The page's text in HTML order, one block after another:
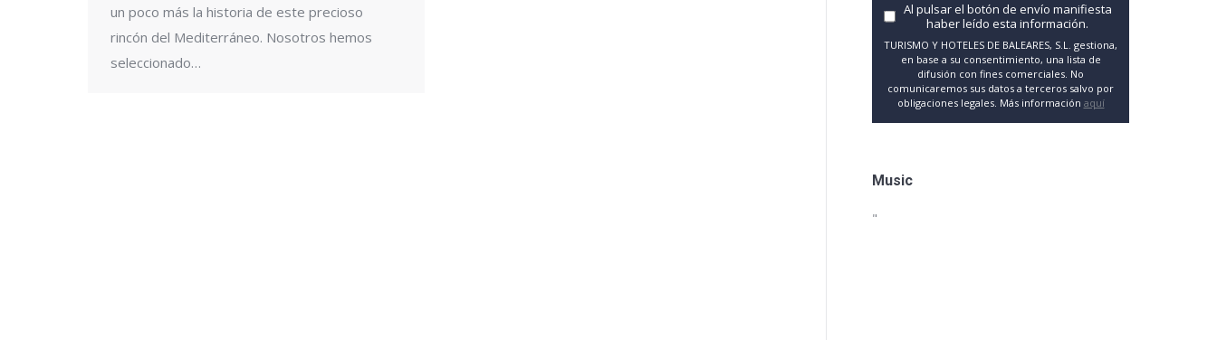
un poco más la historia de este precioso
rincón del Mediterráneo. Nosotros hemos
seleccionado…
Al pulsar el botón de envío manifiesta
haber leído esta información.
TURISMO Y HOTELES DE BALEARES, S.L. gestiona,
en base a su consentimiento, una lista de
difusión con fines comerciales. No
comunicaremos sus datos a terceros salvo por
obligaciones legales. Más información aquí
Music
"